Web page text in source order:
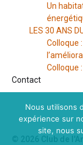
Un
LES 30 ANS
Colloque
Colloque
Contact
Club de
Nous utilisons
expérience sur
site, nous